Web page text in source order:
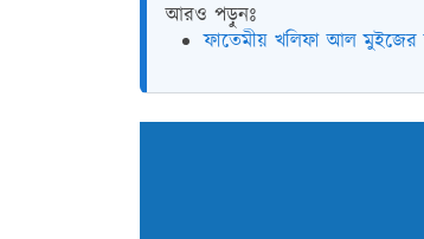
আরও পড়ুনঃ
ফাতেমীয় খলিফা আল মুইজের